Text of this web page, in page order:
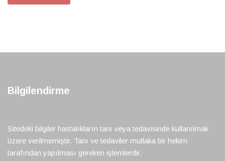
Bilgilendirme
Sitedeki bilgiler hastalıkların tanı veya tedavisinde kullanılmak
üzere verilmemiştir. Tanı ve tedaviler mutlaka bir hekim
tarafından yapılması gereken işlemlerdir.